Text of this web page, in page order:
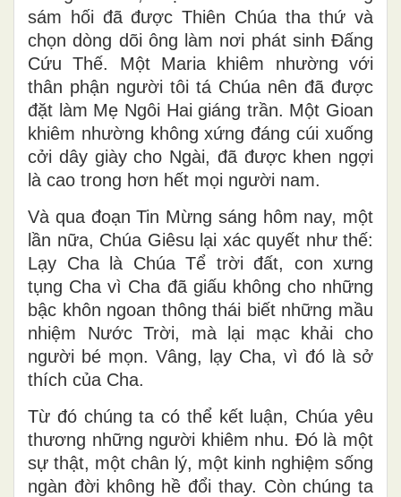
sám hối đã được Thiên Chúa tha thứ và
chọn dòng dõi ông làm nơi phát sinh Đấng
Cứu Thế. Một Maria khiêm nhường với
thân phận người tôi tá Chúa nên đã được
đặt làm Mẹ Ngôi Hai giáng trần. Một Gioan
khiêm nhường không xứng đáng cúi xuống
cởi dây giày cho Ngài, đã được khen ngợi
là cao trong hơn hết mọi người nam.
Và qua đoạn Tin Mừng sáng hôm nay, một
lần nữa, Chúa Giêsu lại xác quyết như thế:
Lạy Cha là Chúa Tể trời đất, con xưng
tụng Cha vì Cha đã giấu không cho những
bậc khôn ngoan thông thái biết những mầu
nhiệm Nước Trời, mà lại mạc khải cho
người bé mọn. Vâng, lạy Cha, vì đó là sở
thích của Cha.
Từ đó chúng ta có thể kết luận, Chúa yêu
thương những người khiêm nhu. Đó là một
sự thật, một chân lý, một kinh nghiệm sống
ngàn đời không hề đổi thay. Còn chúng ta